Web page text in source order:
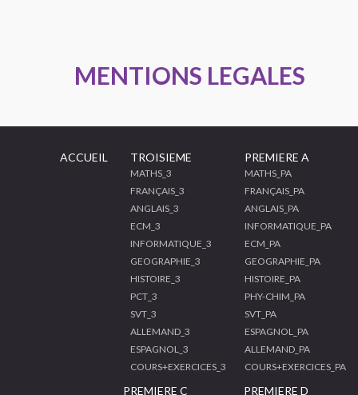
MENTIONS LEGALES
ACCUEIL TROISIEME
MATHS_3
FRANÇAIS_3
ANGLAIS_3
ECM_3
INFORMATIQUE_3
GEOGRAPHIE_3
HISTOIRE_3
PCT_3
SVT_3
ALLEMAND_3
ESPAGNOL_3
COURS+EXERCICES_3
PREMIERE A
MATHS_PA
FRANÇAIS_PA
ANGLAIS_PA
INFORMATIQUE_PA
ECM_PA
GEOGRAPHIE_PA
HISTOIRE_PA
PHY-CHIM_PA
SVT_PA
ESPAGNOL_PA
ALLEMAND_PA
COURS+EXERCICES_PA
PREMIERE C PREMIERE D